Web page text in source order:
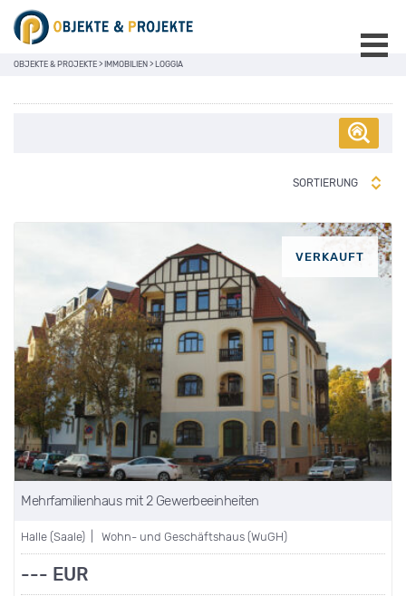
OBJEKTE & PROJEKTE > IMMOBILIEN > LOGGIA
SORTIERUNG
VERKAUFT
Mehrfamilienhaus mit 2 Gewerbeeinheiten
Halle (Saale) | Wohn- und Geschäftshaus (WuGH)
--- EUR